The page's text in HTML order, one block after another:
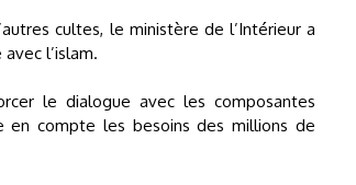
cultes, le ministère de l’Intérieur a
l’islam.
le dialogue avec les composantes
en compte les besoins des millions de